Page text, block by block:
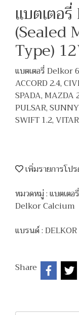
แบตเตอ
(Sealed
Type)
แบตเตอรี่ Delkor
ACCORD 2.4,
SPADA, MAZDA
PULSAR,
SWIFT 1.2,
เพิ่มรายการโป
หมวดหมู่ :แบตเต
Delkor Calcium
แบรนด์ :DELKOR
Share